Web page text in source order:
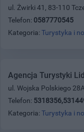
ul. Żwirki 41, 83-110
Telefon: 0587770545
Kategoria: Turystyka i
Agencja Turystyki
ul. Wojska Polskiego
Telefon:
Kategoria: Turystyka i